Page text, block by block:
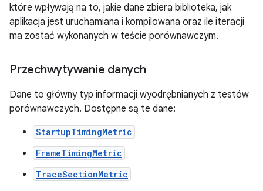
które wpływają na to, jakie dane zbiera biblioteka, jak
aplikacja jest uruchamiana i kompilowana oraz ile iteracji
ma zostać wykonanych w teście porównawczym.
Przechwytywanie danych
Dane to główny typ informacji wyodrębnianych z testów
porównawczych. Dostępne są te dane:
StartupTimingMetric
FrameTimingMetric
TraceSectionMetric